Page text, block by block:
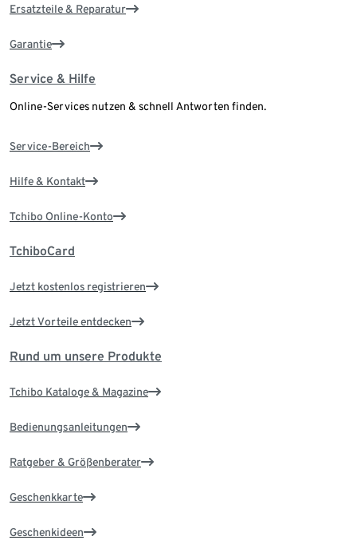
Ersatzteile & Reparatur
Garantie
Service & Hilfe
Online-Services nutzen & schnell Antworten finden.
Service-Bereich
Hilfe & Kontakt
Tchibo Online-Konto
TchiboCard
Jetzt kostenlos registrieren
Jetzt Vorteile entdecken
Rund um unsere Produkte
Tchibo Kataloge & Magazine
Bedienungsanleitungen
Ratgeber & Größenberater
Geschenkkarte
Geschenkideen